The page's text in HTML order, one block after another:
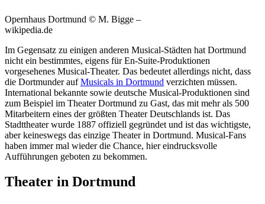
Opernhaus Dortmund © M. Bigge –
wikipedia.de
Im Gegensatz zu einigen anderen Musical-Städten hat Dortmund
nicht ein bestimmtes, eigens für En-Suite-Produktionen
vorgesehenes Musical-Theater. Das bedeutet allerdings nicht, dass
die Dortmunder aufMusicals in Dortmund verzichten müssen.
International bekannte sowie deutsche Musical-Produktionen sind
zum Beispiel im Theater Dortmund zu Gast, das mit mehr als 500
Mitarbeitern eines der größten Theater Deutschlands ist. Das
Stadttheater wurde 1887 offiziell gegründet und ist das wichtigste,
aber keineswegs das einzige Theater in Dortmund. Musical-Fans
haben immer mal wieder die Chance, hier eindrucksvolle
Aufführungen geboten zu bekommen.
Theater in Dortmund